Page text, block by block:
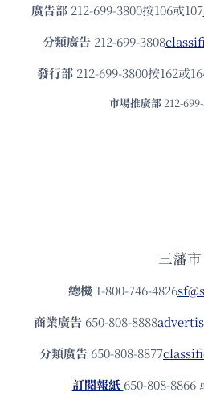
廣告部212-699-3800按106或107
分類廣告 212-699-3808
發⾏部 212-699-3800按162或
市場推廣部 212-
三藩市
總機 1-800-746-4826
商業廣告 650-808-8888
分類廣告 650-808-8877
訂閱報紙 650-808-8866